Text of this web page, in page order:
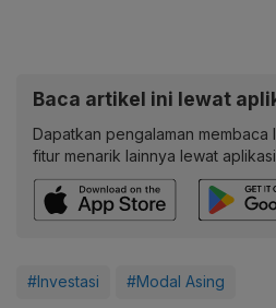
Baca artikel ini lewat
Dapatkan pengalaman membaca
fitur menarik lainnya lewat
#Investasi #Modal Asing